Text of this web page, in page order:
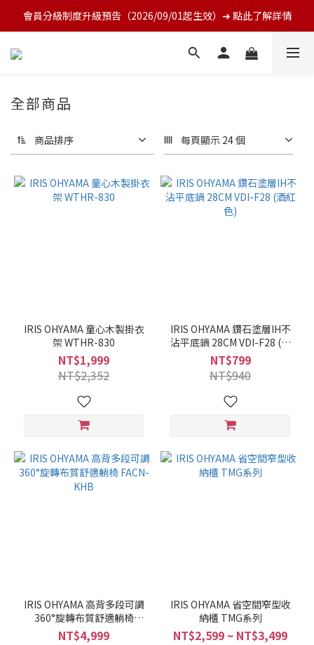
會員分級制度升級預告（2026/09/01起生效）➔ 點此了解詳情
全部商品
商品排序 每頁顯示 24 個
IRIS OHYAMA 童心木製掛衣
架 WTHR-830
NT$1,999
NT$2,352
IRIS OHYAMA 鑽石塗層IH不
沾平底鍋 28CM VDI-F28 (酒
紅色)
NT$799
NT$940
IRIS OHYAMA 高背多段可調
360°旋轉布質舒適躺椅
FACN-KHB
NT$4,999
IRIS OHYAMA 省空間窄型收
納櫃 TMG系列
NT$2,599 ~ NT$3,499